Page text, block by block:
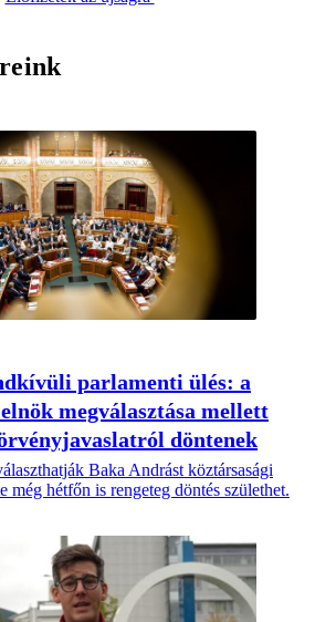
parlamenti ülés: a
megválasztása mellett
döntenek
Baka Andrást köztársasági
még hétfőn is rengeteg döntés születhet.